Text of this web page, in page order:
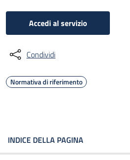
Accedi al servizio
Condividi
Normativa di riferimento
INDICE DELLA PAGINA